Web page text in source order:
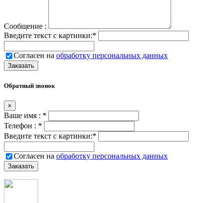
Сообщение :
Введите текст с картинки:*
Согласен на обработку персональных данных
Обратный звонок
×
Ваше имя : *
Телефон : *
Введите текст с картинки:*
Согласен на обработку персональных данных